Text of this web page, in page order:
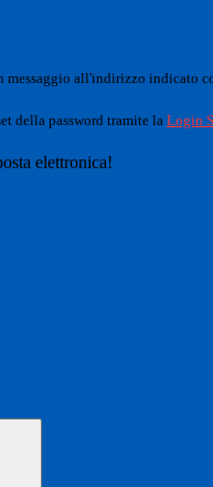
messaggio all'indirizzo indicato
della password tramite la Login
elettronica!